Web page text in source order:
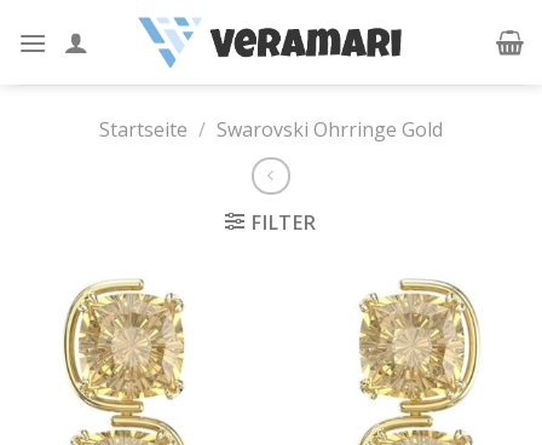
Startseite / Swarovski Ohrringe Gold
FILTER